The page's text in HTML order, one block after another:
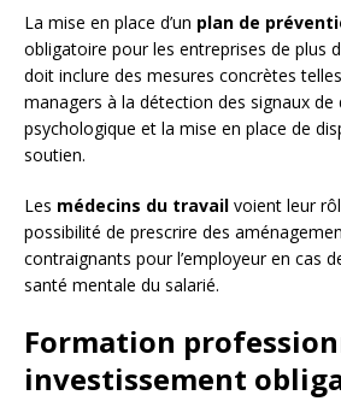
La mise en place d’un plan de
obligatoire pour les entreprises de plus
doit inclure des mesures concrètes
managers à la détection des signaux de
psychologique et la mise en place de
soutien.
Les médecins du travail voient leur
possibilité de prescrire des
contraignants pour l’employeur en cas
santé mentale du salarié.
Formation
investissement